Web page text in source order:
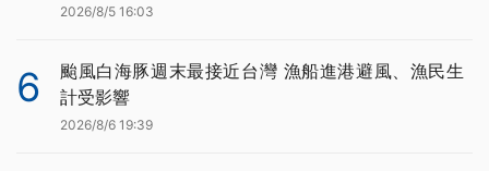
2026/8/5 16:03
6
颱風白海豚週末最接近台灣 漁船進港避風、漁民生
計受影響
2026/8/6 19:39